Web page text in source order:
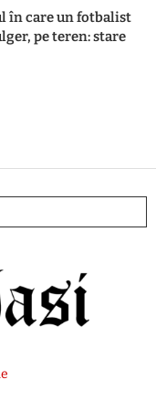
în care un fotbalist
pe teren: stare